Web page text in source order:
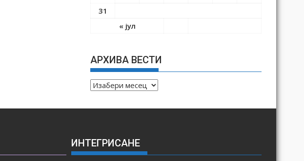
« јул
31
АРХИВА ВЕСТИ
А
Х
А
В
ИНТЕГРИСАНЕ